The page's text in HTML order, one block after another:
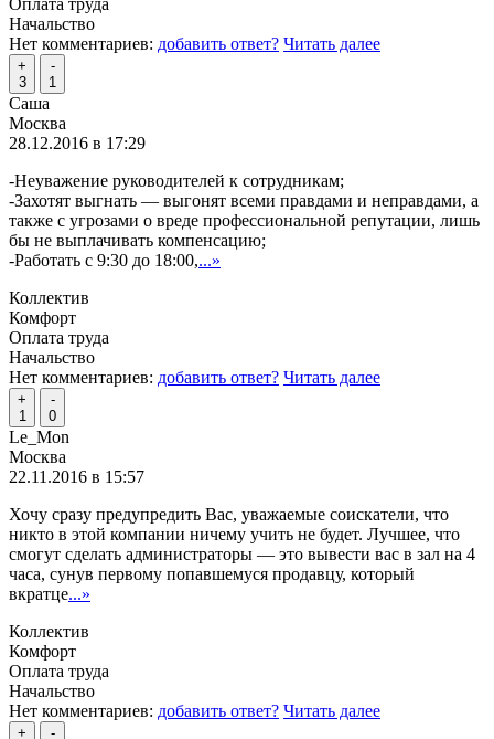
Начальство
Нет комментариев: добавить ответ? Читать далее
+
3
-
1
Саша
Москва
28.12.2016 в 17:29
-Неуважение руководителей к сотрудникам;
-Захотят выгнать — выгонят всеми правдами и неправдами, а
также с угрозами о вреде профессиональной репутации, лишь
бы не выплачивать компенсацию;
-Работать с 9:30 до 18:00,...»
Коллектив
Комфорт
Оплата труда
Начальство
Нет комментариев: добавить ответ? Читать далее
+
1
-
0
Le_Mon
Москва
22.11.2016 в 15:57
Хочу сразу предупредить Вас, уважаемые соискатели, что
никто в этой компании ничему учить не будет. Лучшее, что
смогут сделать администраторы — это вывести вас в зал на 4
часа, сунув первому попавшемуся продавцу, который
вкратце...»
Коллектив
Комфорт
Оплата труда
Начальство
Нет комментариев: добавить ответ? Читать далее
+
-